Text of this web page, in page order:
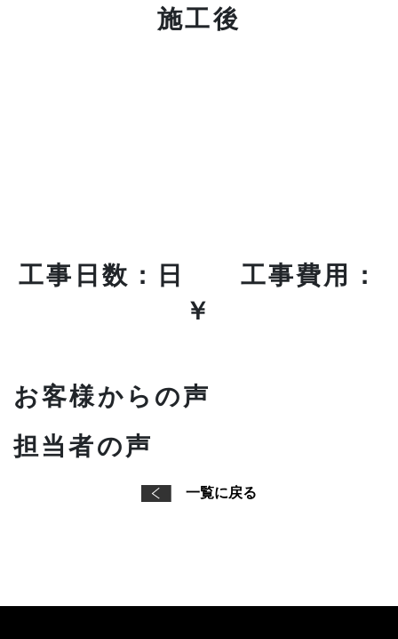
施工後
工事日数：日 工事費用：
￥
お客様からの声
担当者の声
一覧に戻る